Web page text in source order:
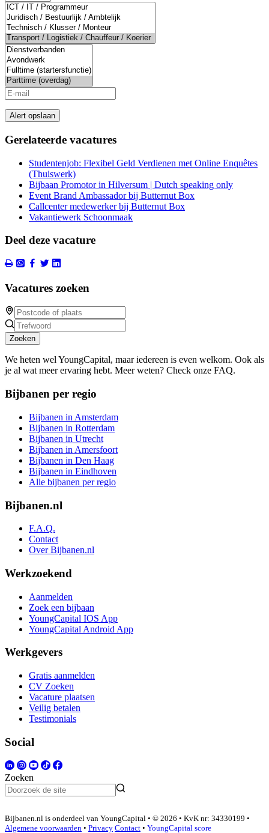
Alert opslaan
Gerelateerde vacatures
Studentenjob: Flexibel Geld Verdienen met Online Enquêtes
(Thuiswerk)
Bijbaan Promotor in Hilversum | Dutch speaking only
Event Brand Ambassador bij Butternut Box
Callcenter medewerker bij Butternut Box
Vakantiewerk Schoonmaak
Deel deze vacature
Vacatures zoeken
Zoeken
We heten wel YoungCapital, maar iedereen is even welkom. Ook als
je al wat meer ervaring hebt. Meer weten? Check onze FAQ.
Bijbanen per regio
Bijbanen in Amsterdam
Bijbanen in Rotterdam
Bijbanen in Utrecht
Bijbanen in Amersfoort
Bijbanen in Den Haag
Bijbanen in Eindhoven
Alle bijbanen per regio
Bijbanen.nl
F.A.Q.
Contact
Over Bijbanen.nl
Werkzoekend
Aanmelden
Zoek een bijbaan
YoungCapital IOS App
YoungCapital Android App
Werkgevers
Gratis aanmelden
CV Zoeken
Vacature plaatsen
Veilig betalen
Testimonials
Social
Zoeken
Bijbanen.nl is onderdeel van YoungCapital • © 2026 • KvK nr: 34330199 •
Algemene voorwaarden • Privacy Contact • YoungCapital score